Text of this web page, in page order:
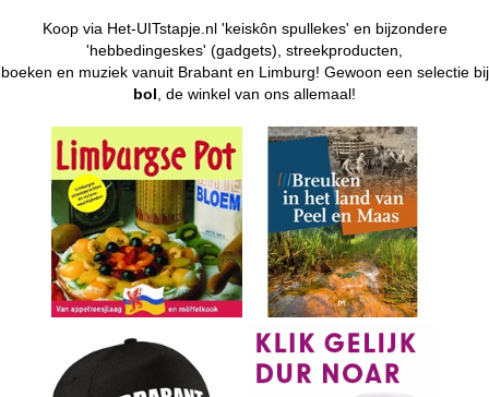
Koop via Het-UITstapje.nl 'keiskôn spullekes' en bijzondere
'hebbedingeskes' (gadgets), streekproducten,
boeken en muziek vanuit Brabant en Limburg! Gewoon een selectie bij
bol , de winkel van ons allemaal!